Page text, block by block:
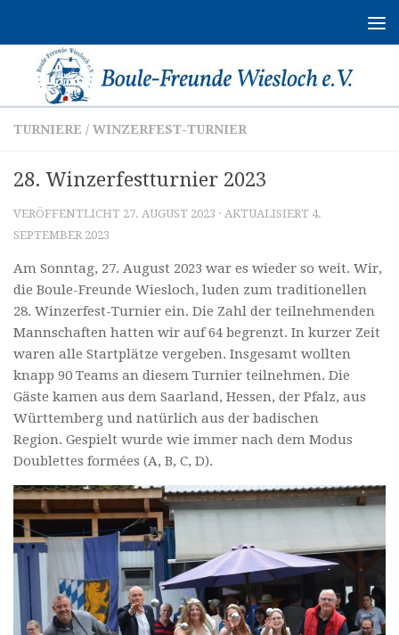
TURNIERE / WINZERFEST-TURNIER
28. Winzerfestturnier 2023
VERÖFFENTLICHT 27. AUGUST 2023 · AKTUALISIERT 4.
SEPTEMBER 2023
Am Sonntag, 27. August 2023 war es wieder so weit. Wir,
die Boule-Freunde Wiesloch, luden zum traditionellen
28. Winzerfest-Turnier ein. Die Zahl der teilnehmenden
Mannschaften hatten wir auf 64 begrenzt. In kurzer Zeit
waren alle Startplätze vergeben. Insgesamt wollten
knapp 90 Teams an diesem Turnier teilnehmen. Die
Gäste kamen aus dem Saarland, Hessen, der Pfalz, aus
Württemberg und natürlich aus der badischen
Region. Gespielt wurde wie immer nach dem Modus
Doublettes formées (A, B, C, D).